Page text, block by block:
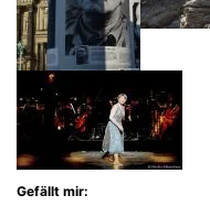
Gefällt mir: